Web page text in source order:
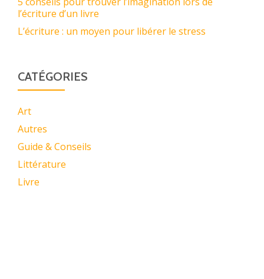
l’écriture d’un livre
L’écriture : un moyen pour libérer le stress
CATÉGORIES
Art
Autres
Guide & Conseils
Littérature
Livre